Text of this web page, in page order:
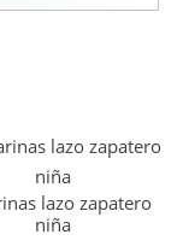
lazo zapatero
niña